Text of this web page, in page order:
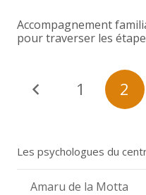
Accompagnement
pour traverser les
1 2
Les psychologues du
Amaru de la Motta